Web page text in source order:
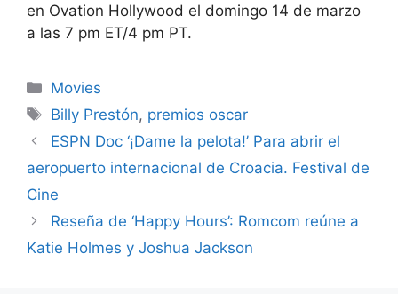
en Ovation Hollywood el domingo 14 de marzo
a las 7 pm ET/4 pm PT.
Categories
Movies
Tags
Billy Prestón, premios oscar
ESPN Doc ‘¡Dame la pelota!’ Para abrir el
aeropuerto internacional de Croacia. Festival de
Cine
Reseña de ‘Happy Hours’: Romcom reúne a
Katie Holmes y Joshua Jackson